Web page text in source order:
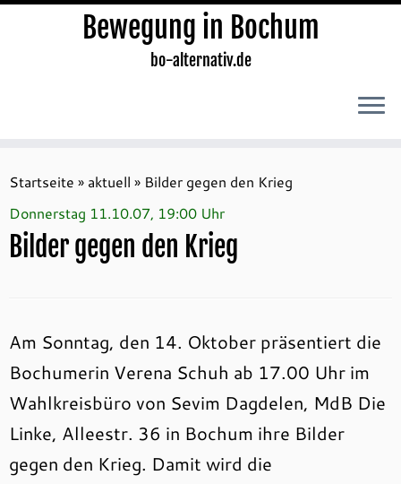
Inhalt
springen
Bewegung in Bochum
bo-alternativ.de
Startseite » aktuell » Bilder gegen den Krieg
Donnerstag 11.10.07, 19:00 Uhr
Bilder gegen den Krieg
Am Sonntag, den 14. Oktober präsentiert die
Bochumerin Verena Schuh ab 17.00 Uhr im
Wahlkreisbüro von Sevim Dagdelen, MdB Die
Linke, Alleestr. 36 in Bochum ihre Bilder
gegen den Krieg. Damit wird die